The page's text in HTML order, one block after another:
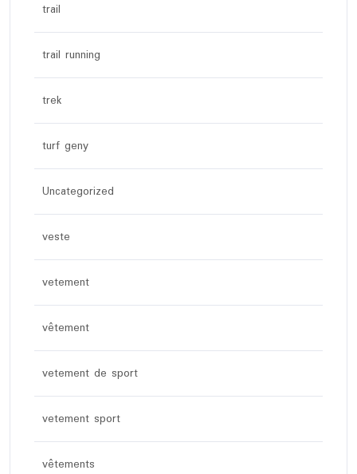
trail
trail running
trek
turf geny
Uncategorized
veste
vetement
vêtement
vetement de sport
vetement sport
vêtements